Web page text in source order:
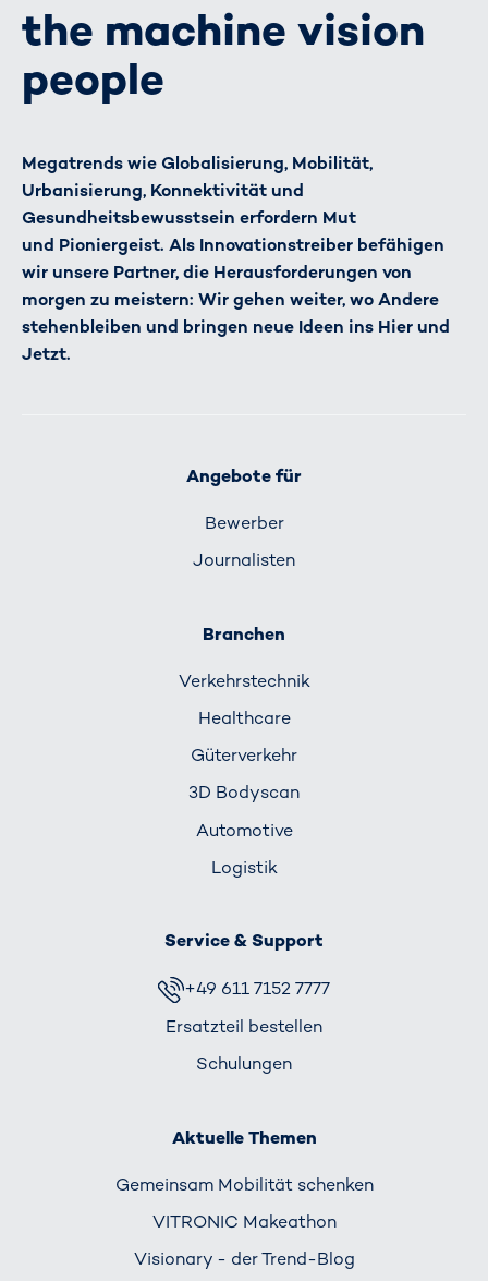
the machine vision
people
Megatrends wie Globalisierung, Mobilität,
Urbanisierung, Konnektivität und
Gesundheitsbewusstsein erfordern Mut
und Pioniergeist. Als Innovationstreiber befähigen
wir unsere Partner, die Herausforderungen von
morgen zu meistern: Wir gehen weiter, wo Andere
stehenbleiben und bringen neue Ideen ins Hier und
Jetzt.
Angebote für
Bewerber
Journalisten
Branchen
Verkehrs­technik
Healthcare
Güterverkehr
3D Bodyscan
Automotive
Logistik
Service & Support
+49 611 7152 7777
Ersatzteil bestellen
Schulungen
Aktuelle Themen
Gemeinsam Mobilität schenken
VITRONIC Makeathon
Visionary - der Trend-Blog